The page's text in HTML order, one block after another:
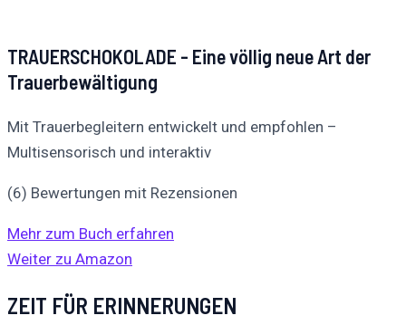
TRAUERSCHOKOLADE - Eine völlig neue Art der
Trauerbewältigung
Mit Trauerbegleitern entwickelt und empfohlen –
Multisensorisch und interaktiv
(6) Bewertungen mit Rezensionen
Mehr zum Buch erfahren
Weiter zu Amazon
ZEIT FÜR ERINNERUNGEN